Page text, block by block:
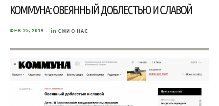
КОММУНА: ОВЕЯННЫЙ ДОБЛЕСТЬЮ И СЛАВОЙ
ФЕВ 25, 2019 in СМИ О НАС